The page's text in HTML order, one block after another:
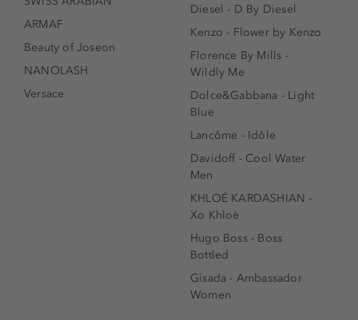
ARMAF
Beauty of Joseon
NANOLASH
Versace
Diesel - D By Diesel
Kenzo - Flower by Kenzo
Florence By Mills -
Wildly Me
Dolce&Gabbana - Light
Blue
Lancôme - Idôle
Davidoff - Cool Water
Men
KHLOÉ KARDASHIAN -
Xo Khloè
Hugo Boss - Boss
Bottled
Gisada - Ambassador
Women